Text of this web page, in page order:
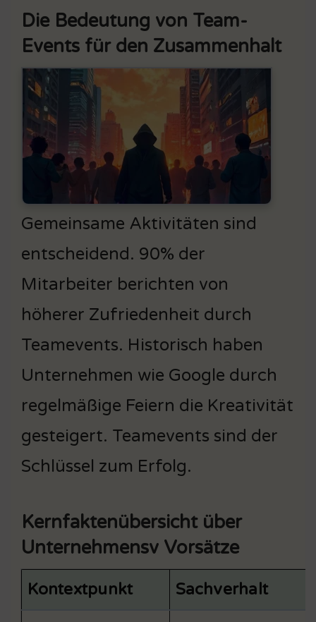
Die Bedeutung von Team-
Events für den Zusammenhalt
Gemeinsame Aktivitäten sind
entscheidend. 90% der
Mitarbeiter berichten von
höherer Zufriedenheit durch
Teamevents. Historisch haben
Unternehmen wie Google durch
regelmäßige Feiern die Kreativität
gesteigert. Teamevents sind der
Schlüssel zum Erfolg.
Kernfaktenübersicht über
Unternehmensv Vorsätze
Kontextpunkt Sachverhalt